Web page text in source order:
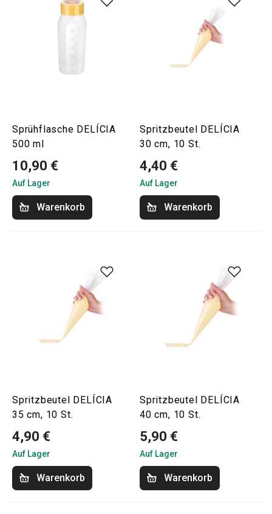
Sprühflasche DELÍCIA
500 ml
10,90 €
Auf Lager
Warenkorb
Spritzbeutel DELÍCIA
30 cm, 10 St.
4,40 €
Auf Lager
Warenkorb
Spritzbeutel DELÍCIA
35 cm, 10 St.
4,90 €
Auf Lager
Warenkorb
Spritzbeutel DELÍCIA
40 cm, 10 St.
5,90 €
Auf Lager
Warenkorb